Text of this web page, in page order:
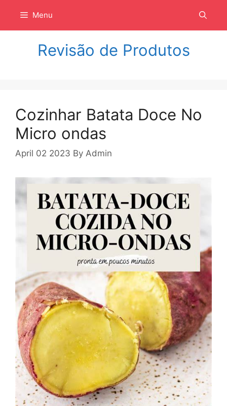
isi
Menu
Revisão de Produtos
Cozinhar Batata Doce No
Micro ondas
April 02 2023 By Admin